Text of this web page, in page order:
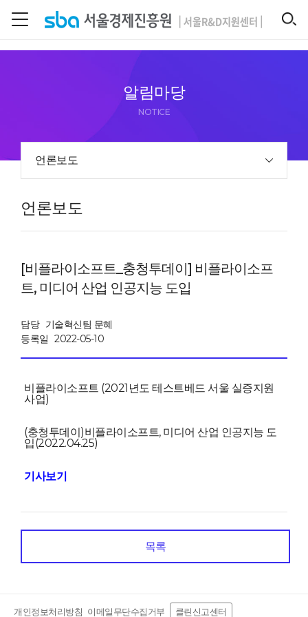
알림마당
NOTICE
언론보도
언론보도
[비플라이소프트_충청투데이] 비플라이소프
트, 미디어 산업 인공지능 도입
담당 기술혁신팀 문혜
등록일 2022-05-10
비플라이소프트 (2021년도 테스트베드 서울 실증지원
사업)
(충청투데이)비플라이소프트, 미디어 산업 인공지능 도
입(2022.04.25)
기사보기
목록
개인정보처리방침 이메일무단수집거부 클린신고센터